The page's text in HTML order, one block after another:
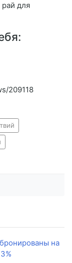
для
209118